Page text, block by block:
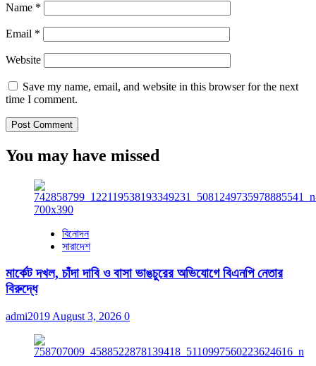
Name *
Email *
Website
Save my name, email, and website in this browser for the next
time I comment.
You may have missed
বিনোদন
সারাদেশ
মার্কেট দখল, চাঁদা দাবি ও বাসা ভাঙচুরের অভিযোগে বিএনপি নেতার
বিরুদ্ধে
admi2019 August 3, 2026 0